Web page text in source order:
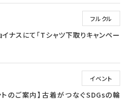
フルクル
イナスにて「Tシャツ下取りキャンペー
イベント
トのご案内】古着がつなぐSDGsの輪